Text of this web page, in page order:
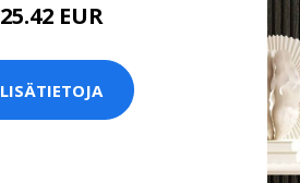
25.42 EUR
LISÄTIETOJA